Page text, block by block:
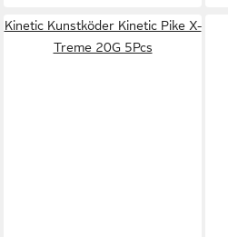
Kinetic Kunstköder Kinetic Pike X-
Treme 20G 5Pcs